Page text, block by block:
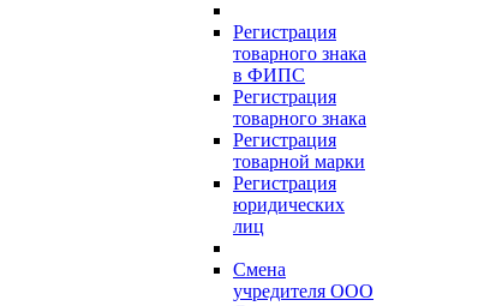
Регистрация
товарного знака
в ФИПС
Регистрация
товарного знака
Регистрация
товарной марки
Регистрация
юридических
лиц
Смена
учредителя ООО